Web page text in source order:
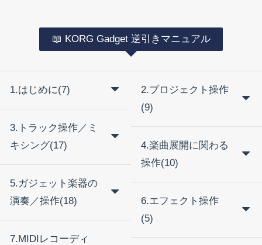
📖 KORG Gadget 逆引きマニュアル
1.はじめに(7)
3.トラック操作／ミ
キシング(17)
5.ガジェット楽器の
演奏／操作(18)
7.MIDIレコーディ
2.プロジェクト操作
(9)
4.楽曲展開に関わる
操作(10)
6.エフェクト操作
(5)